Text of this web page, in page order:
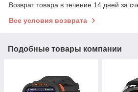
Возврат товара в течение 14 дней за
Все условия возврата
Подобные товары компании